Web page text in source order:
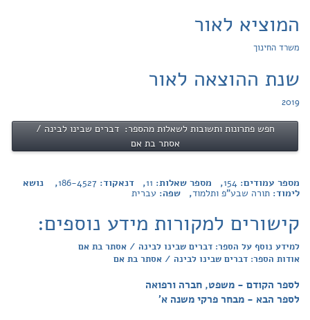
המוציא לאור
משרד החינוך
שנת ההוצאה לאור
2019
חפש פתרונות ותשובות לשאלות מהספר: דברים שבינו לבינה /
אסתר בת אם
מספר עמודים: 154, מספר שאלות: 11, דנאקוד: 186-4527, נושא
לימוד: תורה שבע"פ ותלמוד, שפה: עברית
קישורים למקורות מידע נוספים:
למידע נוסף על הספר: דברים שבינו לבינה / אסתר בת אם
אודות הספר: דברים שבינו לבינה / אסתר בת אם
לספר הקודם - משפט, חברה ורפואה
לספר הבא - מבחר פרקי משנה א'